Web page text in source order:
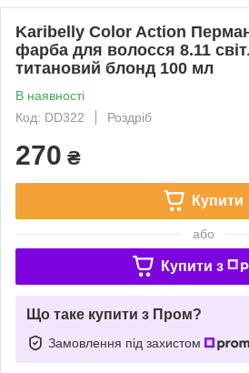
Karibelly Color Action
фарба для волосся 8.11
титановий блонд 100 мл
В наявності
Код: DD322
Роздріб
270 ₴
Купити
або
Купити з
Що таке купити з Пром?
Замовлення під захистом